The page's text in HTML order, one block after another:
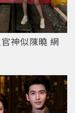
神似陳曉 網